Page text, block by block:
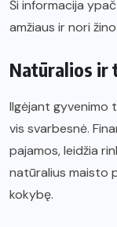
Ši informacija
amžiaus ir nori
Natūralios ir
Ilgėjant gyvenimo
vis svarbesnė.
pajamos, leidžia
natūralius maisto
kokybę.